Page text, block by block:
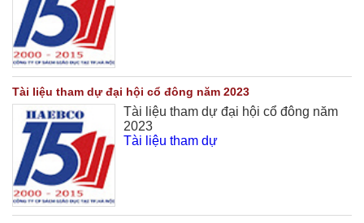
Tài liệu tham dự đại hội cổ đông năm 2023
Tài liệu tham dự đại hội cổ đông năm
2023
Tài liệu tham dự